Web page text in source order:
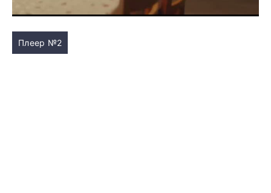
Плеер №2